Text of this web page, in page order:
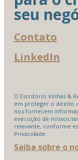
seu
Contato
LinkedIn
O Escritório Vinhas &
em proteger o direito
nos fornecem
execução de nossos
relevante, conforme
Privacidade.
Saiba sobre o